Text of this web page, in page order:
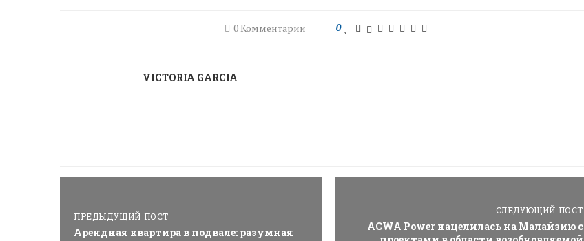
0 Комментарии 0
VICTORIA GARCIA
ПРЕДЫДУЩИЙ ПОСТ
Арендная квартира в подвале: разумная
СЛЕДУЮЩИЙ ПОСТ
ACWA Power нацелилась на Малайзию с